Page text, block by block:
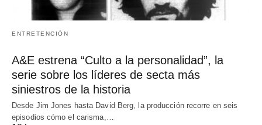
ENTRETENCIÓN
A&E estrena “Culto a la personalidad”, la
serie sobre los líderes de secta más
siniestros de la historia
Desde Jim Jones hasta David Berg, la producción recorre en seis
episodios cómo el carisma,…